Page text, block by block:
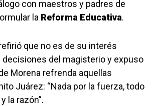
con maestros y padres de
la Reforma Educativa.
que no es de su interés
del magisterio y expuso
Morena refrenda aquellas
Juárez: “Nada por la fuerza, todo
la razón”.